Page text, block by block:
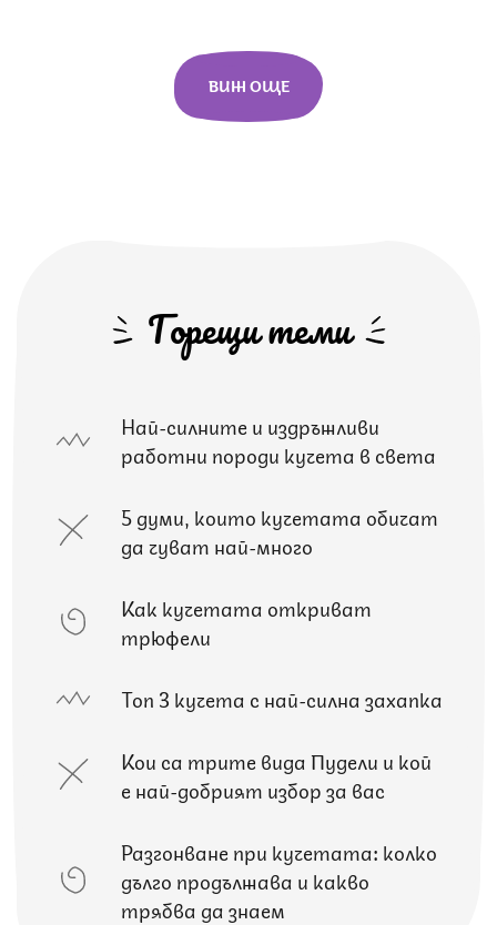
ВИЖ ОЩЕ
Горещи теми
Най-силните и издръжливи
работни породи кучета в света
5 думи, които кучетата обичат
да чуват най-много
Как кучетата откриват
трюфели
Топ 3 кучета с най-силна захапка
Кои са трите вида Пудели и кой
е най-добрият избор за вас
Разгонване при кучетата: колко
дълго продължава и какво
трябва да знаем